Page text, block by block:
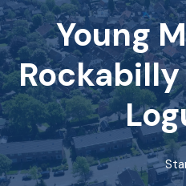
Young
Rockabilly